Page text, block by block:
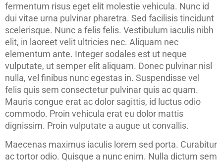
fermentum risus eget elit molestie vehicula. Nunc id
dui vitae urna pulvinar pharetra. Sed facilisis tincidunt
scelerisque. Nunc a felis felis. Vestibulum iaculis nibh
elit, in laoreet velit ultricies nec. Aliquam nec
elementum ante. Integer sodales est ut neque
vulputate, ut semper elit aliquam. Donec pulvinar nisl
nulla, vel finibus nunc egestas in. Suspendisse vel
felis quis sem consectetur pulvinar quis ac quam.
Mauris congue erat ac dolor sagittis, id luctus odio
commodo. Proin vehicula erat eu dolor mattis
dignissim. Proin vulputate a augue ut convallis.
Maecenas maximus iaculis lorem sed porta. Curabitur
ac tortor odio. Quisque a nunc enim. Nulla dictum sem